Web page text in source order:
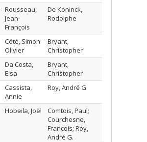
Rousseau,
Jean-
François
De Koninck,
Rodolphe
Côté, Simon-
Olivier
Bryant,
Christopher
Da Costa,
Elsa
Bryant,
Christopher
Cassista,
Annie
Roy, André G.
Hobeila, Joël
Comtois, Paul;
Courchesne,
François; Roy,
André G.